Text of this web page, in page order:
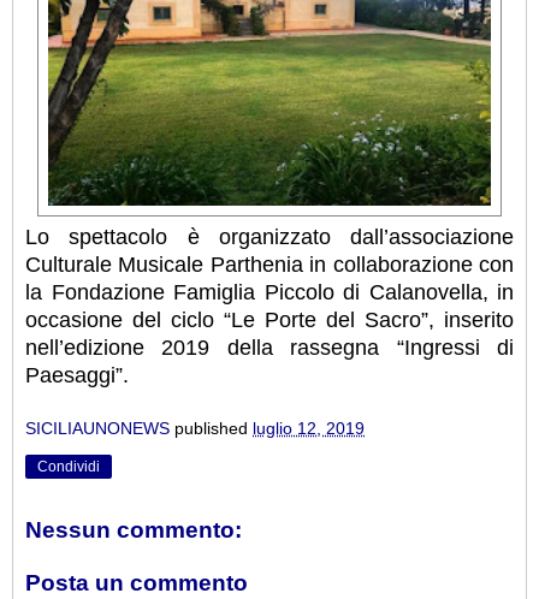
Lo spettacolo è organizzato dall’associazione
Culturale Musicale Parthenia in collaborazione con
la Fondazione Famiglia Piccolo di Calanovella, in
occasione del ciclo “Le Porte del Sacro”, inserito
nell’edizione 2019 della rassegna “Ingressi di
Paesaggi”.
SICILIAUNONEWS published luglio 12, 2019
Condividi
Nessun commento:
Posta un commento